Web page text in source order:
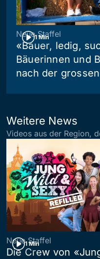
1 Min
Neue Staffel
«Bauer, ledig,
Bäuerinnen und
nach der
Weitere News
Videos aus der Region,
1 Min
Neue Staffel
Die Crew von